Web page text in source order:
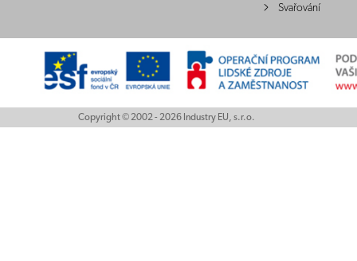
Svařování
Copyright © 2002 - 2026 Industry EU, s.r.o.